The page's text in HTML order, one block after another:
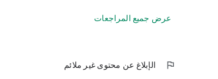
عرض جميع المراجعات
flag الإبلاغ عن محتوى غير ملائم